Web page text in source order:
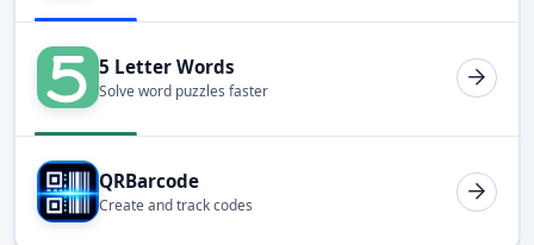
5 Letter Words
Solve word puzzles faster
QRBarcode
Create and track codes